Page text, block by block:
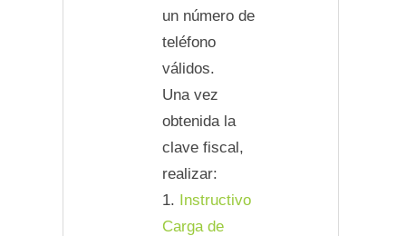
un número de
teléfono
válidos.
Una vez
obtenida la
clave fiscal,
realizar:
1. Instructivo
Carga de